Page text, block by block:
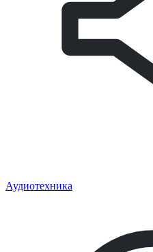
Аудиотехника